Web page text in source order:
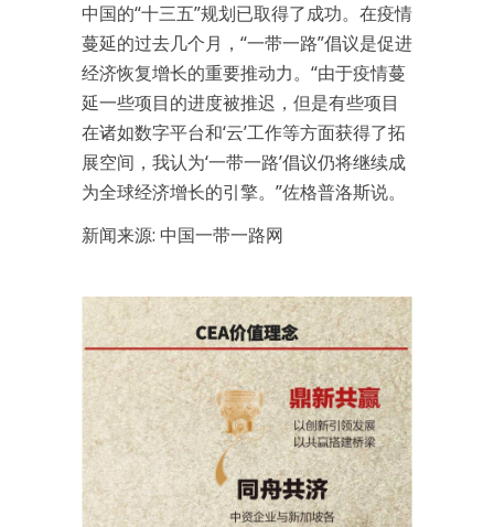
中国的“十三五”规划已取得了成功。在疫情
蔓延的过去几个月，“一带一路”倡议是促进
经济恢复增长的重要推动力。“由于疫情蔓
延一些项目的进度被推迟，但是有些项目
在诸如数字平台和‘云’工作等方面获得了拓
展空间，我认为‘一带一路’倡议仍将继续成
为全球经济增长的引擎。”佐格普洛斯说。
新闻来源: 中国一带一路网